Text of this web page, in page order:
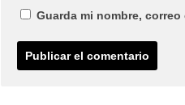
Guarda mi nombre,